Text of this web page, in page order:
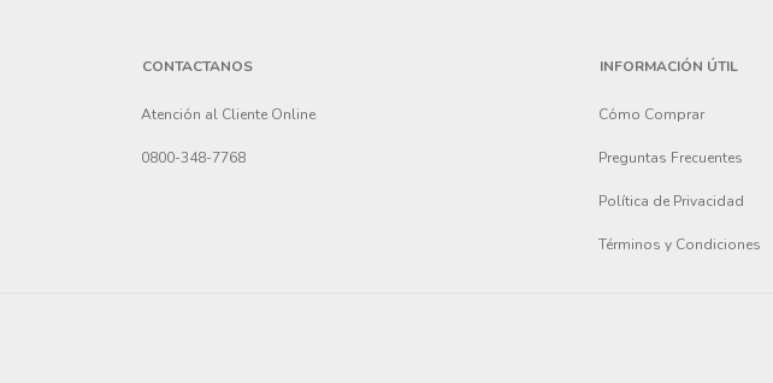
CONTACTANOS
Atención al Cliente Online
0800-348-7768
INFORMACIÓN ÚTIL
Cómo Comprar
Preguntas Frecuentes
Política de Privacidad
Términos y Condiciones